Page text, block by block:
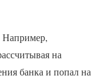
Например,
на
банка и попал на